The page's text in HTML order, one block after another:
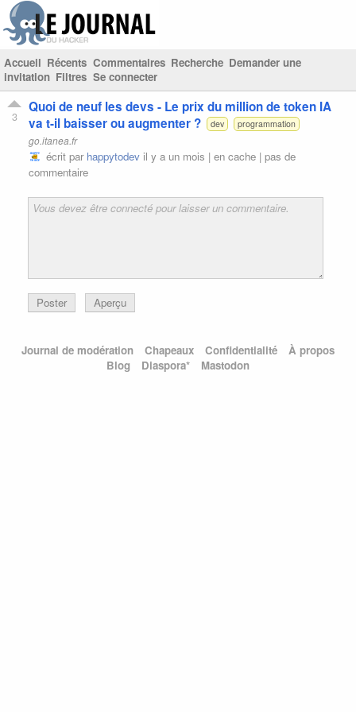
Accueil Récents Commentaires Recherche Demander une
invitation Filtres Se connecter
3
Quoi de neuf les devs - Le prix du million de token IA
va t-il baisser ou augmenter ?
dev programmation
go.itanea.fr
écrit par happytodev il y a un mois | en cache | pas de
commentaire
Poster Aperçu
Journal de modération Chapeaux Confidentialité
À propos
Blog
Diaspora* Mastodon